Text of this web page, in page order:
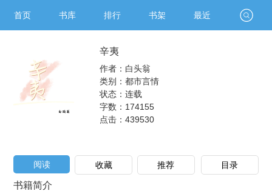
首页 书库 排行 书架 最近
辛夷
作者：白头翁
类别：都市言情
状态：连载
字数：174155
点击： 439530
阅读 收藏 推荐 目录
书籍简介